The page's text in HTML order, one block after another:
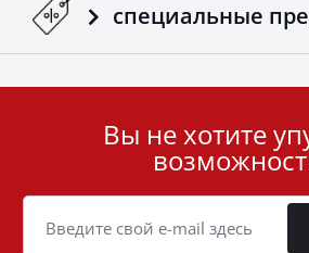
специальные
Cookie
Вы не хотите